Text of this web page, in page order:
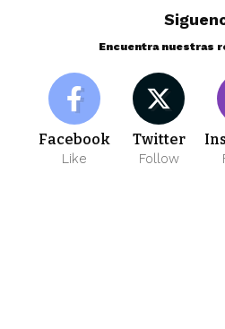
Encuentra nuestras
Facebook
Like
Twitter
Follow